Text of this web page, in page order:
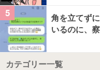
5
角を立てず
いるのに、
カテゴリー一覧